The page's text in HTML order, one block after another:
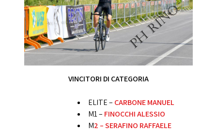
VINCITORI DI CATEGORIA
ELITE – CARBONE MANUEL
M1 – FINOCCHI ALESSIO
M2 – SERAFINO RAFFAELE